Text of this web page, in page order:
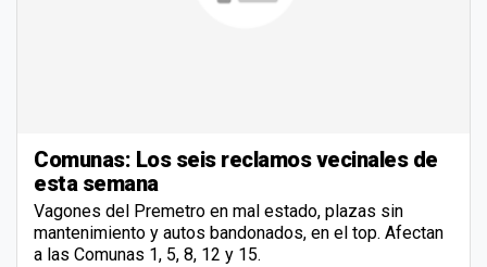
Comunas: Los seis reclamos vecinales de
esta semana
Vagones del Premetro en mal estado, plazas sin
mantenimiento y autos bandonados, en el top. Afectan
a las Comunas 1, 5, 8, 12 y 15.